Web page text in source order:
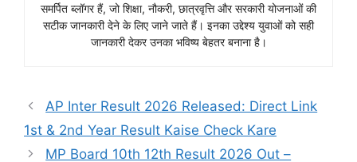
समर्पित ब्लॉगर हैं, जो शिक्षा, नौकरी, छात्रवृत्ति और सरकारी योजनाओं की
सटीक जानकारी देने के लिए जाने जाते हैं। इनका उद्देश्य युवाओं को सही
जानकारी देकर उनका भविष्य बेहतर बनाना है।
AP Inter Result 2026 Released: Direct Link
1st & 2nd Year Result Kaise Check Kare
MP Board 10th 12th Result 2026 Out –